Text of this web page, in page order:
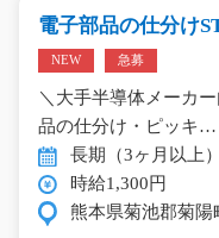
電子部品の仕分け
NEW 急募
＼大手半導体メーカ
品の仕分け・ピッキ…
長期（3ヶ月以上）
時給1,300円
熊本県菊池郡菊陽